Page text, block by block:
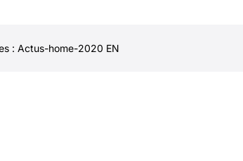
: Actus-home-2020 EN